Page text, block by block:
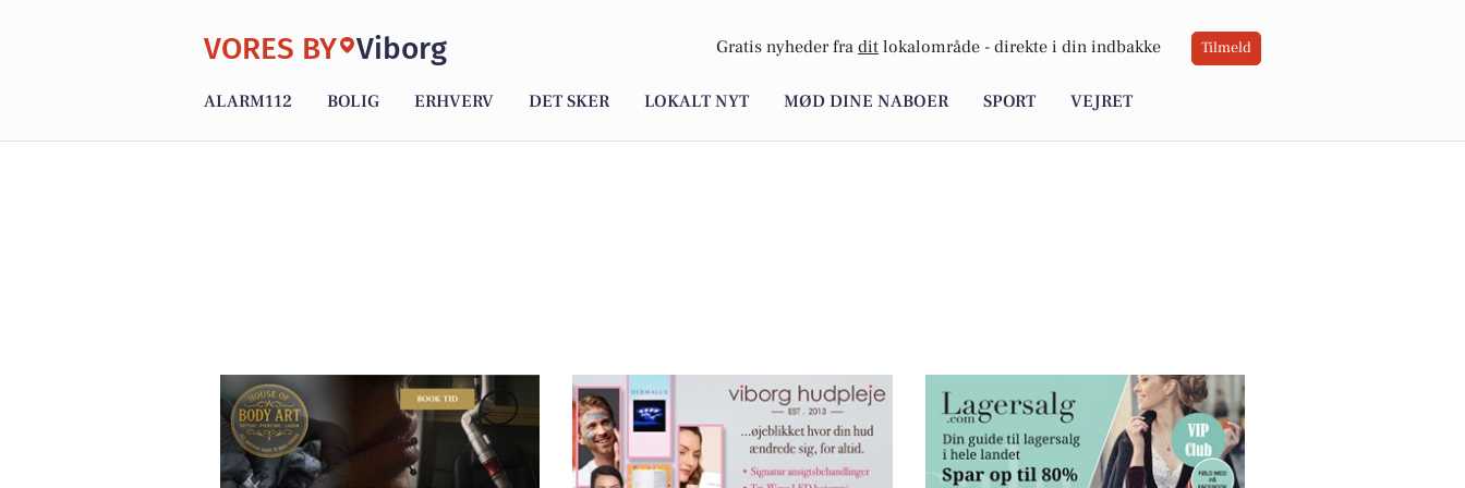
VORES BY Viborg Gratis nyheder fra dit lokalområde - direkte i din indbakke Tilmeld
ALARM112 BOLIG ERHVERV DET SKER LOKALT NYT MØD DINE NABOER SPORT VEJRET